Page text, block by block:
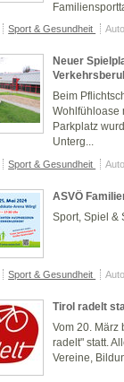
Sport & Gesundheit
Neuer
Beim
Wohlfühloase
Parkplatz
Unterg...
Sport & Gesundheit
ASVÖ
Sport, Spiel &
Sport & Gesundheit
Tirol radelt
Vom 20. März
radelt" statt.
Vereine,